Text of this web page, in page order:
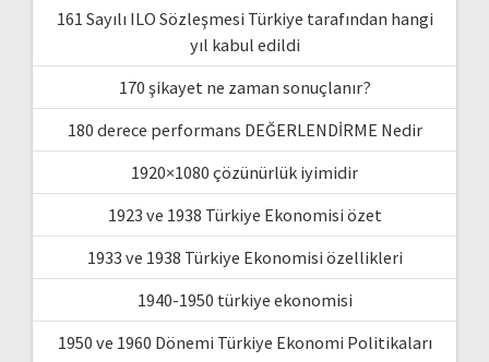
161 Sayılı ILO Sözleşmesi Türkiye tarafından hangi
yıl kabul edildi
170 şikayet ne zaman sonuçlanır?
180 derece performans DEĞERLENDİRME Nedir
1920×1080 çözünürlük iyimidir
1923 ve 1938 Türkiye Ekonomisi özet
1933 ve 1938 Türkiye Ekonomisi özellikleri
1940-1950 türkiye ekonomisi
1950 ve 1960 Dönemi Türkiye Ekonomi Politikaları